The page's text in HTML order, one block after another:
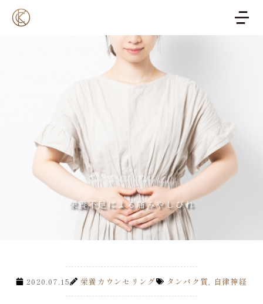
栄養不足による痛みやしびれ
2020.07.15 栄養カウンセリング タンパク質, 自律神経